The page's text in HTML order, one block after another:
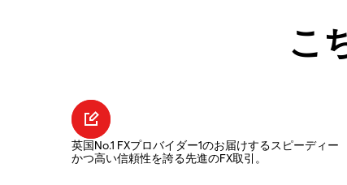
こ
英国No.1 FXプロバイダー1のお届けするスピーディー
かつ高い信頼性を誇る先進のFX取引。